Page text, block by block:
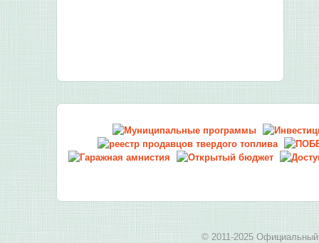
© 2011-2025 Официальный